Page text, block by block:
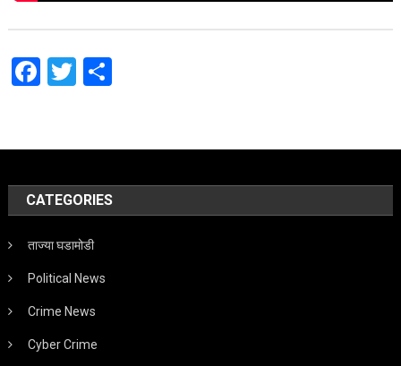
Facebook
Twitter
Share
CATEGORIES
ताज्या घडामोडी
Political News
Crime News
Cyber Crime